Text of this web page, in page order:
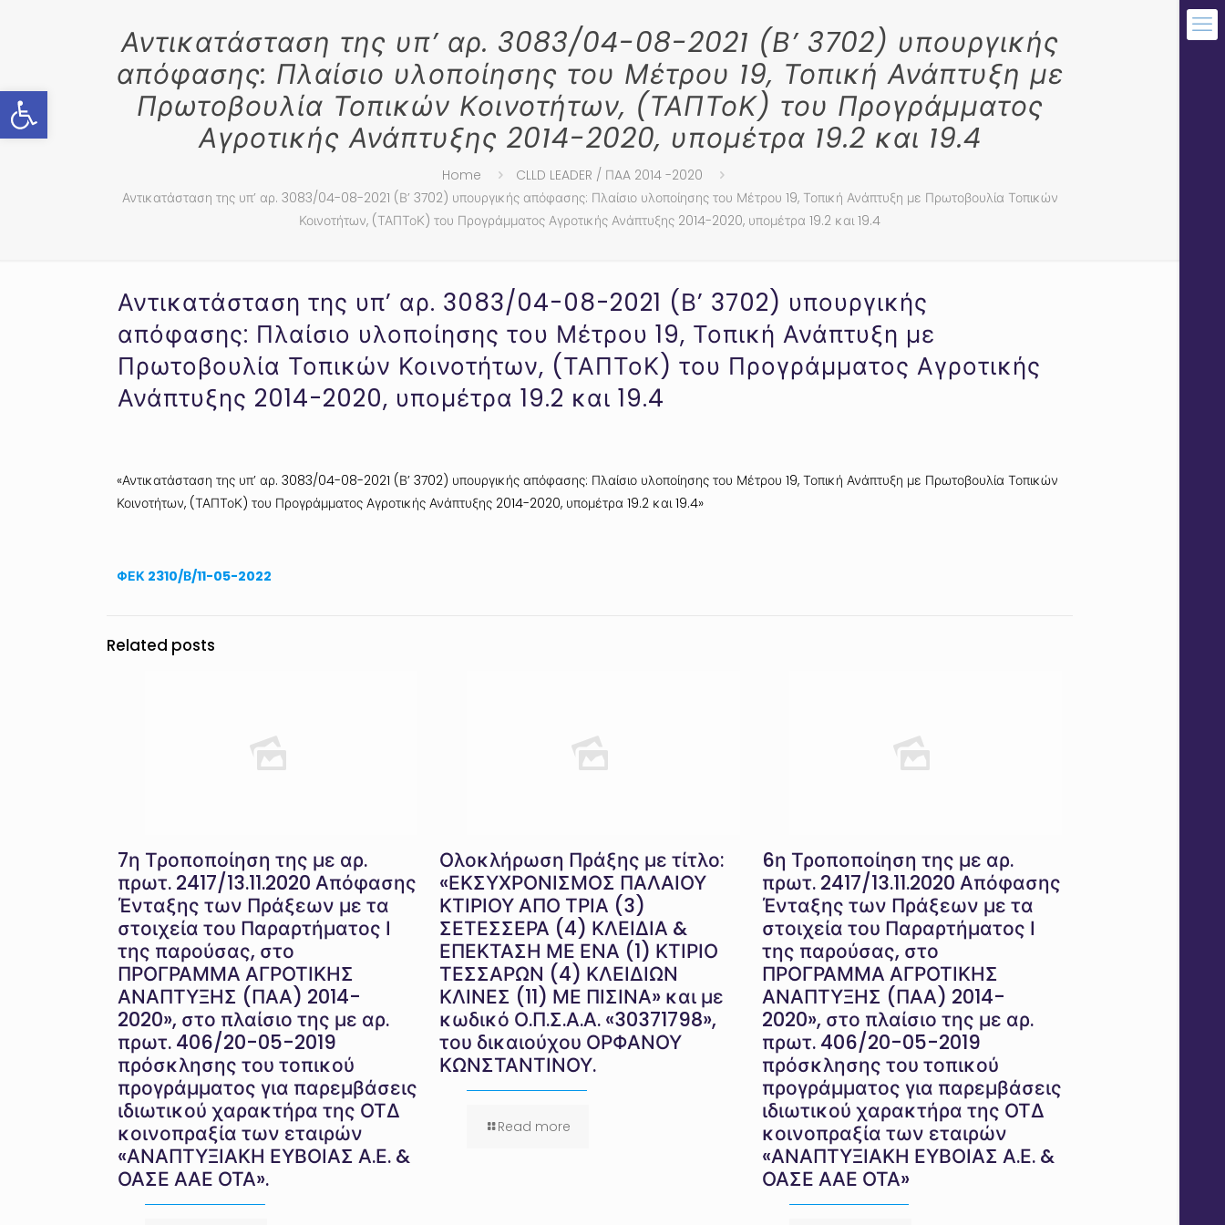
Ανοίξτε τη γραμμή εργαλείων
Αντικατάσταση της υπ’ αρ. 3083/04-08-2021 (Β’ 3702) υπουργικής
απόφασης: Πλαίσιο υλοποίησης του Μέτρου 19, Τοπική Ανάπτυξη με
Πρωτοβουλία Τοπικών Κοινοτήτων, (ΤΑΠΤοΚ) του Προγράμματος
Αγροτικής Ανάπτυξης 2014-2020, υπομέτρα 19.2 και 19.4
Home
CLLD LEADER / ΠAA 2014 -2020
Αντικατάσταση της υπ’ αρ. 3083/04-08-2021 (Β’ 3702) υπουργικής απόφασης: Πλαίσιο υλοποίησης του Μέτρου 19, Τοπική Ανάπτυξη με Πρωτοβουλία Τοπικών
Κοινοτήτων, (ΤΑΠΤοΚ) του Προγράμματος Αγροτικής Ανάπτυξης 2014-2020, υπομέτρα 19.2 και 19.4
Αντικατάσταση της υπ’ αρ. 3083/04-08-2021 (Β’ 3702) υπουργικής
απόφασης: Πλαίσιο υλοποίησης του Μέτρου 19, Τοπική Ανάπτυξη με
Πρωτοβουλία Τοπικών Κοινοτήτων, (ΤΑΠΤοΚ) του Προγράμματος Αγροτικής
Ανάπτυξης 2014-2020, υπομέτρα 19.2 και 19.4
«Αντικατάσταση της υπ’ αρ. 3083/04-08-2021 (Β’ 3702) υπουργικής απόφασης: Πλαίσιο υλοποίησης του Μέτρου 19, Τοπική Ανάπτυξη με Πρωτοβουλία Τοπικών
Κοινοτήτων, (ΤΑΠΤοΚ) του Προγράμματος Αγροτικής Ανάπτυξης 2014-2020, υπομέτρα 19.2 και 19.4»
ΦΕΚ 2310/Β/11-05-2022
Related posts
7η Τροποποίηση της με αρ.
πρωτ. 2417/13.11.2020 Απόφασης
Ένταξης των Πράξεων με τα
στοιχεία του Παραρτήματος Ι
της παρούσας, στο
ΠΡΟΓΡΑΜΜΑ ΑΓΡΟΤΙΚΗΣ
ΑΝΑΠΤΥΞΗΣ (ΠΑΑ) 2014-
2020», στο πλαίσιο της με αρ.
πρωτ. 406/20-05-2019
πρόσκλησης του τοπικού
προγράμματος για παρεμβάσεις
ιδιωτικού χαρακτήρα της ΟΤΔ
κοινοπραξία των εταιρών
«ΑΝΑΠΤΥΞΙΑΚΗ ΕΥΒΟΙΑΣ Α.Ε. &
ΟΑΣΕ ΑΑΕ ΟΤΑ».
Ολοκλήρωση Πράξης με τίτλο:
«ΕΚΣΥΧΡΟΝΙΣΜΟΣ ΠΑΛΑΙΟΥ
ΚΤΙΡΙΟΥ ΑΠΟ ΤΡΙΑ (3)
ΣΕΤΕΣΣΕΡΑ (4) ΚΛΕΙΔΙΑ &
ΕΠΕΚΤΑΣΗ ΜΕ ΕΝΑ (1) ΚΤΙΡΙΟ
ΤΕΣΣΑΡΩΝ (4) ΚΛΕΙΔΙΩΝ
ΚΛΙΝΕΣ (11) ΜΕ ΠΙΣΙΝΑ» και με
κωδικό Ο.Π.Σ.Α.Α. «30371798»,
του δικαιούχου ΟΡΦΑΝΟΥ
ΚΩΝΣΤΑΝΤΙΝΟΥ.
Read more
6η Τροποποίηση της με αρ.
πρωτ. 2417/13.11.2020 Απόφασης
Ένταξης των Πράξεων με τα
στοιχεία του Παραρτήματος Ι
της παρούσας, στο
ΠΡΟΓΡΑΜΜΑ ΑΓΡΟΤΙΚΗΣ
ΑΝΑΠΤΥΞΗΣ (ΠΑΑ) 2014-
2020», στο πλαίσιο της με αρ.
πρωτ. 406/20-05-2019
πρόσκλησης του τοπικού
προγράμματος για παρεμβάσεις
ιδιωτικού χαρακτήρα της ΟΤΔ
κοινοπραξία των εταιρών
«ΑΝΑΠΤΥΞΙΑΚΗ ΕΥΒΟΙΑΣ Α.Ε. &
ΟΑΣΕ ΑΑΕ ΟΤΑ»